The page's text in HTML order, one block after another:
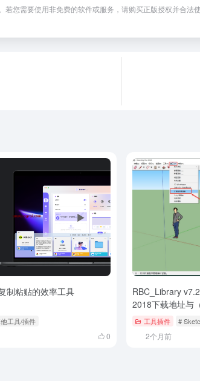
您需要使用非免费的软件或服务，请购买正版授权并合
制粘贴的效率工具
工具/插件
0
RBC_Library
2018下载地址与
工具插件 #
2个月前